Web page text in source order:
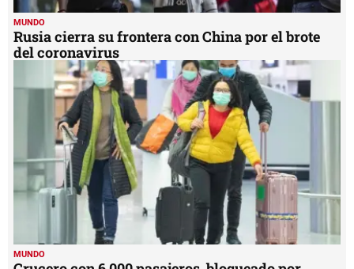
MUNDO
Rusia cierra su frontera con China por el brote
del coronavirus
MUNDO